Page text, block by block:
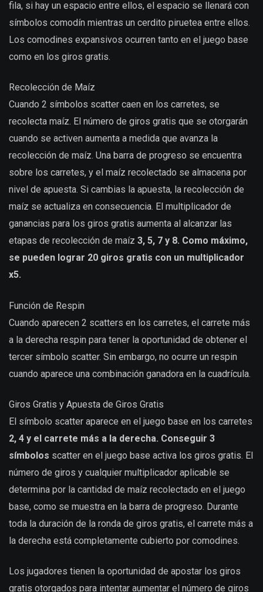
fila, si hay un espacio entre ellos, el espacio se llenará con
símbolos comodín mientras un cerdito piruetea entre ellos.
Los comodines expansivos ocurren tanto en el juego base
como en los giros gratis.
Recolección de Maíz
Cuando 2 símbolos scatter caen en los carretes, se
recolecta maíz. El número de giros gratis que se otorgarán
cuando se activen aumenta a medida que avanza la
recolección de maíz. Una barra de progreso se encuentra
sobre los carretes, y el maíz recolectado se almacena por
nivel de apuesta. Si cambias la apuesta, la recolección de
maíz se actualiza en consecuencia. El multiplicador de
ganancias para los giros gratis aumenta al alcanzar las
etapas de recolección de maíz 3, 5, 7 y 8. Como máximo,
se pueden lograr 20 giros gratis con un multiplicador
x5.
Función de Respin
Cuando aparecen 2 scatters en los carretes, el carrete más
a la derecha respin para tener la oportunidad de obtener el
tercer símbolo scatter. Sin embargo, no ocurre un respin
cuando aparece una combinación ganadora en la cuadrícula.
Giros Gratis y Apuesta de Giros Gratis
El símbolo scatter aparece en el juego base en los carretes
2, 4 y el carrete más a la derecha. Conseguir 3
símbolos scatter en el juego base activa los giros gratis. El
número de giros y cualquier multiplicador aplicable se
determina por la cantidad de maíz recolectado en el juego
base, como se muestra en la barra de progreso. Durante
toda la duración de la ronda de giros gratis, el carrete más a
la derecha está completamente cubierto por comodines.
Los jugadores tienen la oportunidad de apostar los giros
gratis otorgados para intentar aumentar el número de giros